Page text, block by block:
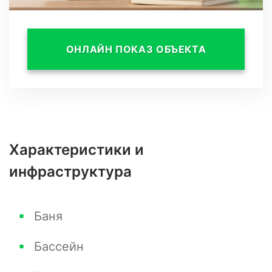
места для хранения вещей.
разрабатывались по своему дизайн проекту и
ОНЛАЙН ПОКАЗ ОБЪЕКТА
Характеристики и
инфраструктура
Баня
Бассейн